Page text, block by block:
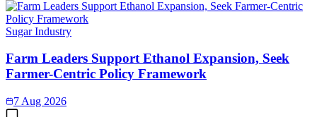
Sugar Industry
Farm Leaders Support Ethanol Expansion, Seek
Farmer-Centric Policy Framework
7 Aug 2026